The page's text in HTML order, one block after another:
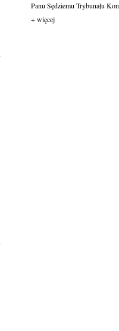
Panu Sędziemu Trybunału
+ więcej